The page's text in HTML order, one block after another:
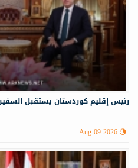
رئيس إقليم كوردستان يستقبل السفير
Aug 09 2026